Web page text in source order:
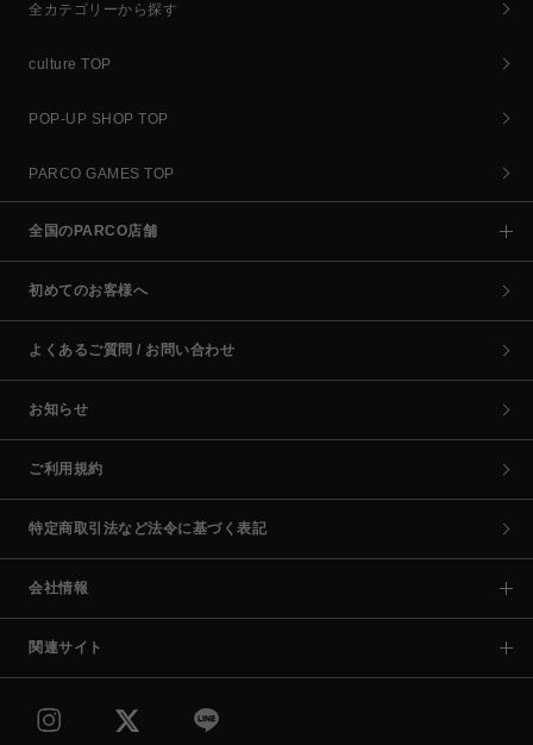
全カテゴリーから探す
culture TOP
POP-UP SHOP TOP
PARCO GAMES TOP
全国のPARCO店舗
初めてのお客様へ
よくあるご質問 / お問い合わせ
お知らせ
ご利用規約
特定商取引法など法令に基づく表記
会社情報
関連サイト